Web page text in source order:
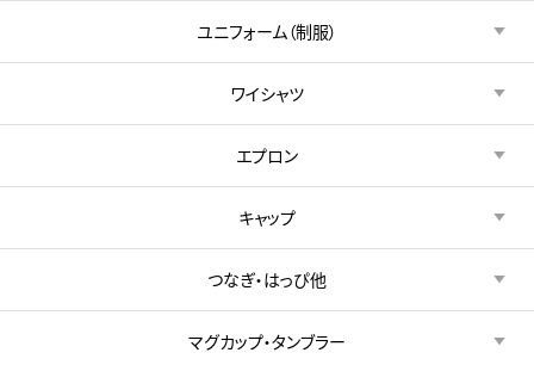
ユニフォーム（制服）
ワイシャツ
エプロン
キャップ
つなぎ・はっぴ他
マグカップ・タンブラー